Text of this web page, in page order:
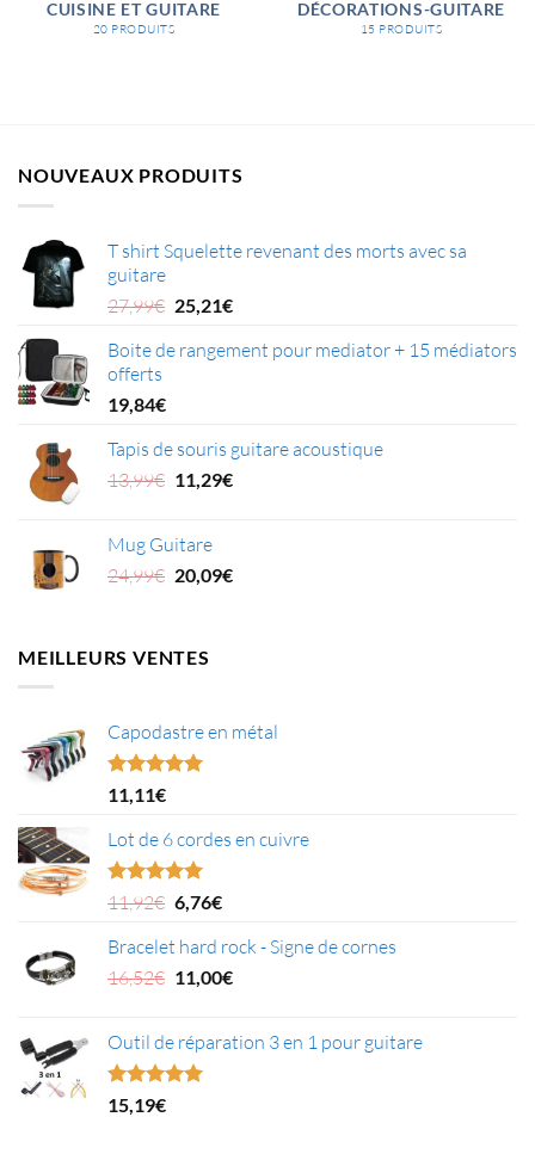
CUISINE ET GUITARE
20 PRODUITS
DÉCORATIONS-GUITARE
15 PRODUITS
NOUVEAUX PRODUITS
T shirt Squelette revenant des morts avec sa
guitare
27,99€ Le
initial
25,21€Le
actuel
Boite de rangement pour mediator + 15 médiators
offerts
19,84€
Tapis de souris guitare acoustique
13,99€ Le
était :
13,99€.
11,29€Le
11,29€.
Mug Guitare
24,99€ Le
était :
24,99€.
20,09€Le
MEILLEURS VENTES
Capodastre en métal
Note4.95
sur 5
11,11€
Lot de 6 cordes en cuivre
Note5.00
sur 5
11,92€ Le
initial
était :
6,76€Le
actuel
est :
Bracelet hard rock - Signe de cornes
16,52€ Le
était :
16,52€.
11,00€Le
est :
Outil de réparation 3 en 1 pour guitare
Note5.00
sur 5
15,19€